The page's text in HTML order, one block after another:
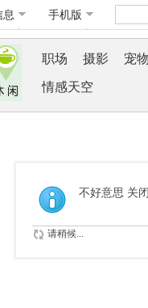
息 手机版
职场 摄影 宠物
情感天空
不好意思 关
请稍候...